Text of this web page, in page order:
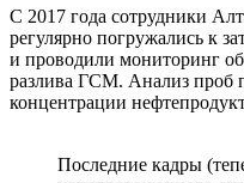
С 2017 года сотрудники
регулярно погружались к
и проводили мониторинг
разлива ГСМ. Анализ проб
концентрации
Последние кадры